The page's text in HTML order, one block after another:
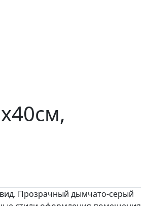
Прозрачный дымчато-серый